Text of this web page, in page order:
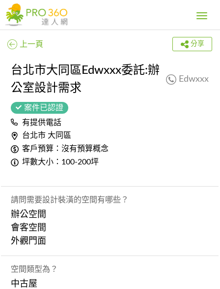
Toggle
上一頁 分享
台北市大同區Edwxxx委託:辦
公室設計需求
Edwxxx
案件已認證
有提供電話
台北市 大同區
客戶預算：沒有預算概念
坪數大小：100-200坪
請問需要設計裝潢的空間有哪些？
辦公空間
會客空間
外觀門面
空間類型為？
中古屋